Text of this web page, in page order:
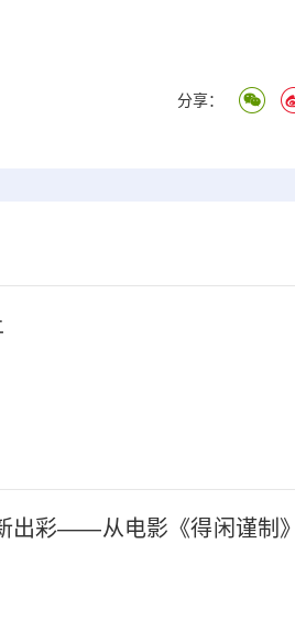
分享：
出彩——从电影《得闲谨制